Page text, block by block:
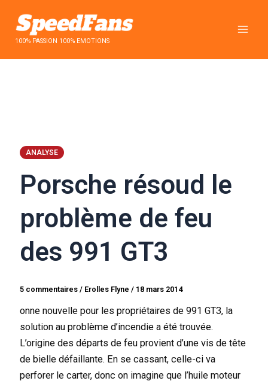
contenu100% PASSION 100% EMOTIONS
ANALYSE
Porsche résoud le
problème de feu
des 991 GT3
5 commentaires / Erolles Flyne/ 18 mars 2014
onne nouvelle pour les propriétaires de 991 GT3, la
solution au problème d’incendie a été trouvée.
L’origine des départs de feu provient d’une vis de tête
de bielle défaillante. En se cassant, celle-ci va
perforer le carter, donc on imagine que l’huile moteur